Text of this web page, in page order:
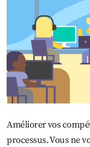
Améliorer vos
processus. Vous ne